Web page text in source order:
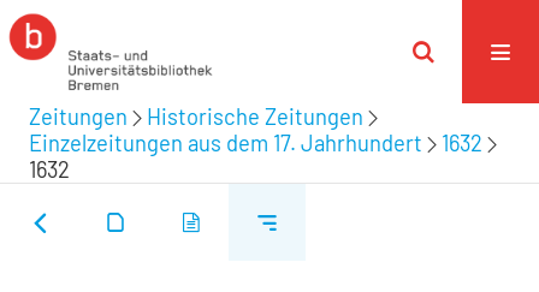
Zeitungen
Historische Zeitungen
Einzelzeitungen aus dem 17. Jahrhundert
1632
1632